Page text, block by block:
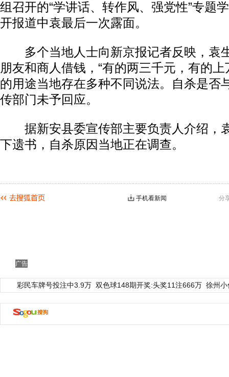
组召开的“学讲话、转作风、强党性”专题
开报道中袁最后一次露面。
多个当地人士向新京报记者反映，袁
朋友和商人借钱，“有的两三千元，有的
的用途当地存在多种不同说法。自杀是否
传部门未予回应。
据新安县委宣传部主要负责人介绍，
下遗书，自杀原因当地正在调查。
分
手机看新闻
广告
彩民车牌号投注中3.9万 双色球148期开奖:头奖11注666万 徐州